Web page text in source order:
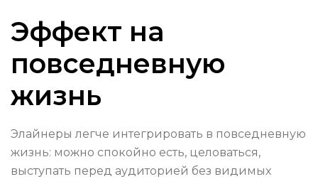
Эффект на
повседневную
жизнь
Элайнеры легче интегрировать в повседневную
жизнь: можно спокойно есть, целоваться,
выступать перед аудиторией без видимых